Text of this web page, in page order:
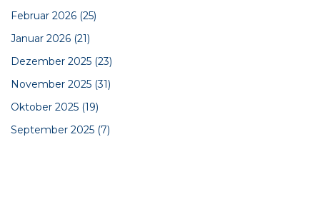
Februar 2026 (25)
Januar 2026 (21)
Dezember 2025 (23)
November 2025 (31)
Oktober 2025 (19)
September 2025 (7)